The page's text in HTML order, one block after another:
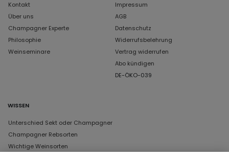
Kontakt
Über uns
Champagner Experte
Philosophie
Weinseminare
Impressum
AGB
Datenschutz
Widerrufsbelehrung
Vertrag widerrufen
Abo kündigen
DE-ÖKO-039
WISSEN
Unterschied Sekt oder Champagner
Champagner Rebsorten
Wichtige Weinsorten